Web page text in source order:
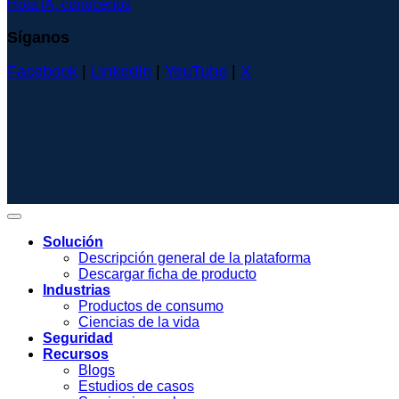
Hola IA, conócenos
Síganos
Facebook
LinkedIn YouTube X
Solución
Descripción general de la plataforma
Descargar ficha de producto
Industrias
Productos de consumo
Ciencias de la vida
Seguridad
Recursos
Blogs
Estudios de casos